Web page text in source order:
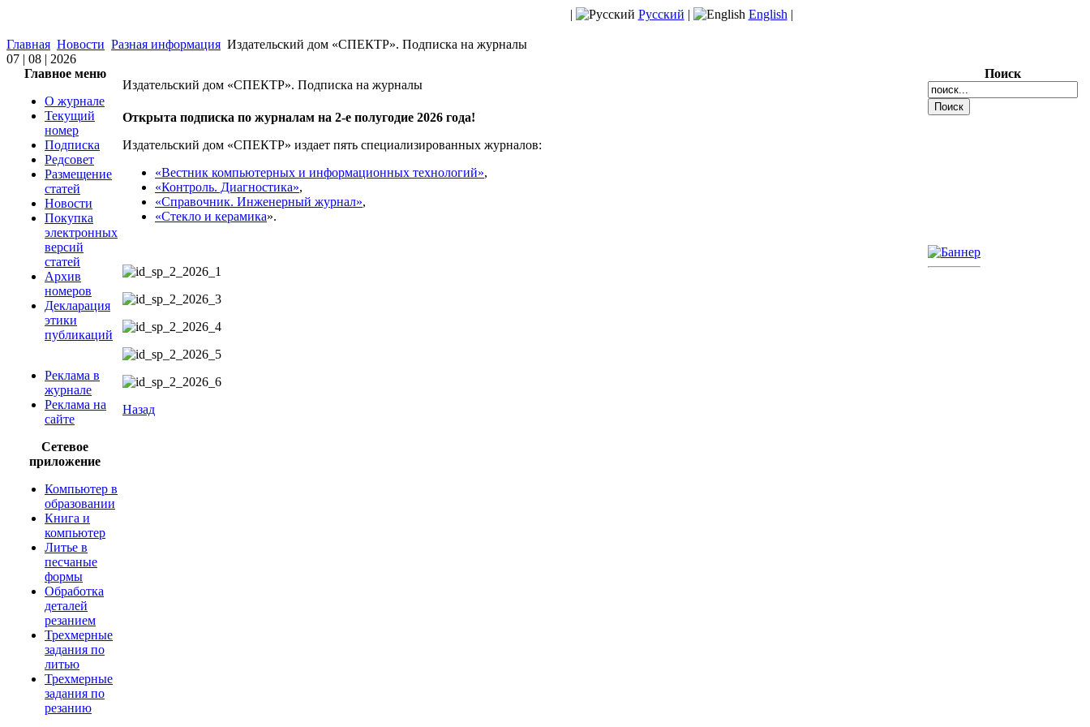
| Русский | English |
Главная Новости Разная информация Издательский дом «СПЕКТР». Подписка на журналы
07 | 08 | 2026
Главное меню
О журнале
Текущий
номер
Подписка
Редсовет
Размещение
статей
Новости
Покупка
электронных
версий
статей
Архив
номеров
Декларация
этики
публикаций
Реклама в
журнале
Реклама на
сайте
Сетевое
приложение
Компьютер в
образовании
Книга и
компьютер
Литье в
песчаные
формы
Обработка
деталей
резанием
Трехмерные
задания по
литью
Трехмерные
задания по
резанию
Издательский дом «СПЕКТР». Подписка на журналы
Открыта подписка по журналам на 2-е полугодие 2026 года!
Издательский дом «СПЕКТР» издает пять специализированных журналов:
«Вестник компьютерных и информационных технологий»,
«Контроль. Диагностика»,
«Справочник. Инженерный журнал»,
«Стекло и керамика».
Назад
Поиск